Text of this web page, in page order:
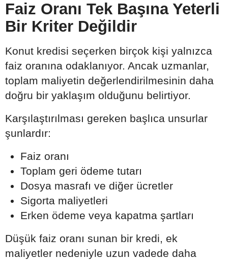
Faiz Oranı Tek Başına Yeterli
Bir Kriter Değildir
Konut kredisi seçerken birçok kişi yalnızca
faiz oranına odaklanıyor. Ancak uzmanlar,
toplam maliyetin değerlendirilmesinin daha
doğru bir yaklaşım olduğunu belirtiyor.
Karşılaştırılması gereken başlıca unsurlar
şunlardır:
Faiz oranı
Toplam geri ödeme tutarı
Dosya masrafı ve diğer ücretler
Sigorta maliyetleri
Erken ödeme veya kapatma şartları
Düşük faiz oranı sunan bir kredi, ek
maliyetler nedeniyle uzun vadede daha